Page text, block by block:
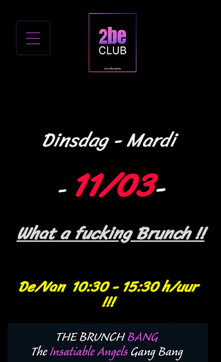
Dinsdag- Mardi
- 11/03-
What a fucking Brunch !!
De/Van 10:30 - 15:30 h/uur
!!!